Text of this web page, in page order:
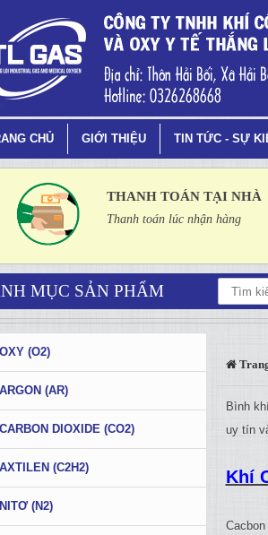
Khí CO2 Công Nghiệp
CHỦ GIỚI THIỆU TIN TỨC - SỰ
THANH TOÁN TẠI NHÀ
Thanh toán lúc nhận hàng
MỤC SẢN PHẨM
Bình
uy tín
Khí
(O2)
(AR)
DIOXIDE (CO2)
(C2H2)
(N2)